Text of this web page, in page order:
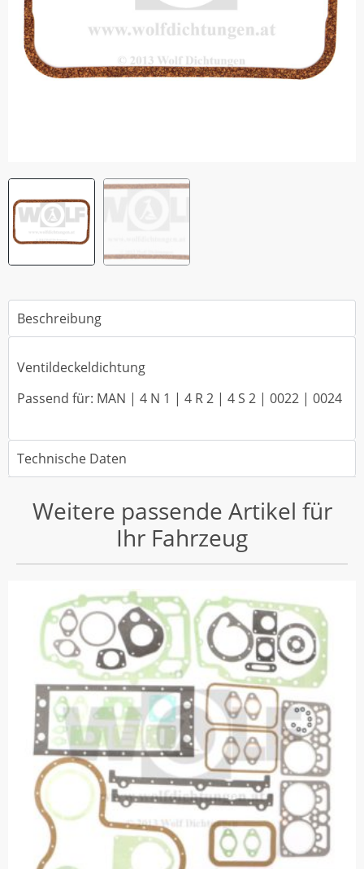
Beschreibung
Ventildeckeldichtung
Passend für: MAN | 4 N 1 | 4 R 2 | 4 S 2 | 0022 | 0024
Technische Daten
Weitere passende Artikel für
Ihr Fahrzeug